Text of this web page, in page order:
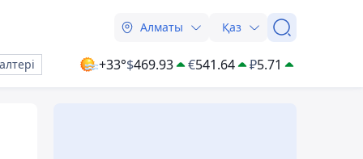
Алматы Қаз
+33°$469.93 €541.64 ₽5.71